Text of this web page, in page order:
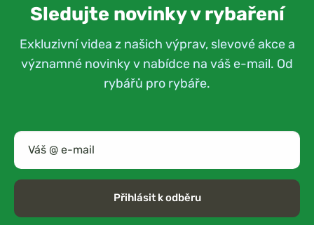
Sledujte novinky v rybaření
Exkluzivní videa z našich výprav, slevové akce a
významné novinky v nabídce na váš e-mail. Od
rybářů pro rybáře.
Přihlásit k odběru